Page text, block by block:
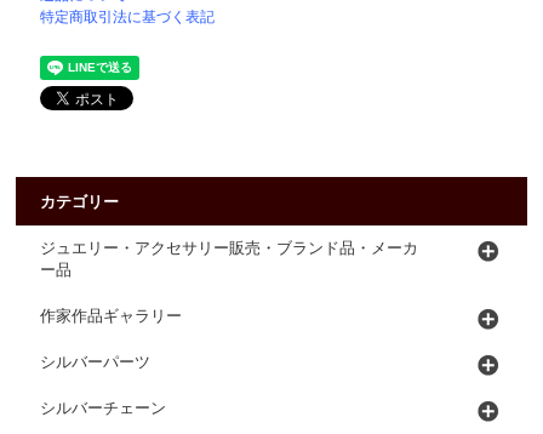
特定商取引法に基づく表記
カテゴリー
ジュエリー・アクセサリー販売・ブランド品・メーカ
ー品
作家作品ギャラリー
シルバーパーツ
シルバーチェーン